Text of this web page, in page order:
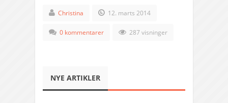
Christina 12. marts 2014
0 kommentarer 287 visninger
NYE ARTIKLER